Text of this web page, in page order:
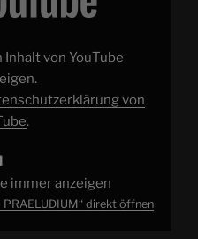
von YouTube
von
.
immer anzeigen
PRAELUDIUM“ direkt öffnen